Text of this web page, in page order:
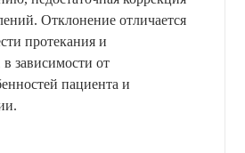
Отклонение отличается
протекания и
зависимости от
пациента и